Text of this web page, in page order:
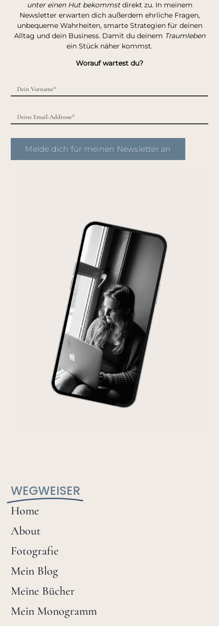
WEGWEISER
Home
About
Fotografie
Mein Blog
Meine Bücher
Mein Monogramm
unter einen Hut bekommstdirekt zu. In meinem
Newsletter erwarten dich außerdem ehrliche Fragen,
unbequeme Wahrheiten, smarte Strategien für deinen
Alltag und dein Business. Damit du deinem Traumleben
ein Stück näher kommst.
Worauf wartest du?
Melde dich für meinen Newsletter an